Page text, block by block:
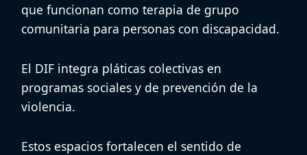
que funcionan como terapia de grupo
comunitaria para personas con discapacidad.
El DIF integra pláticas colectivas en
programas sociales y de prevención de la
violencia.
Estos espacios fortalecen el sentido de